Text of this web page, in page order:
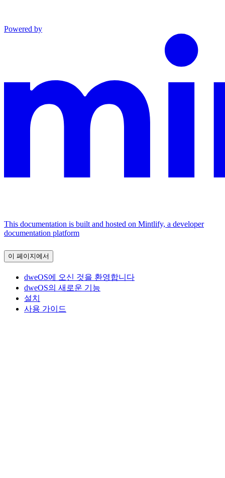
Powered by
This documentation is built and hosted on Mintlify, a developer
documentation platform
이 페이지에서
dweOS에 오신 것을 환영합니다
dweOS의 새로운 기능
설치
사용 가이드